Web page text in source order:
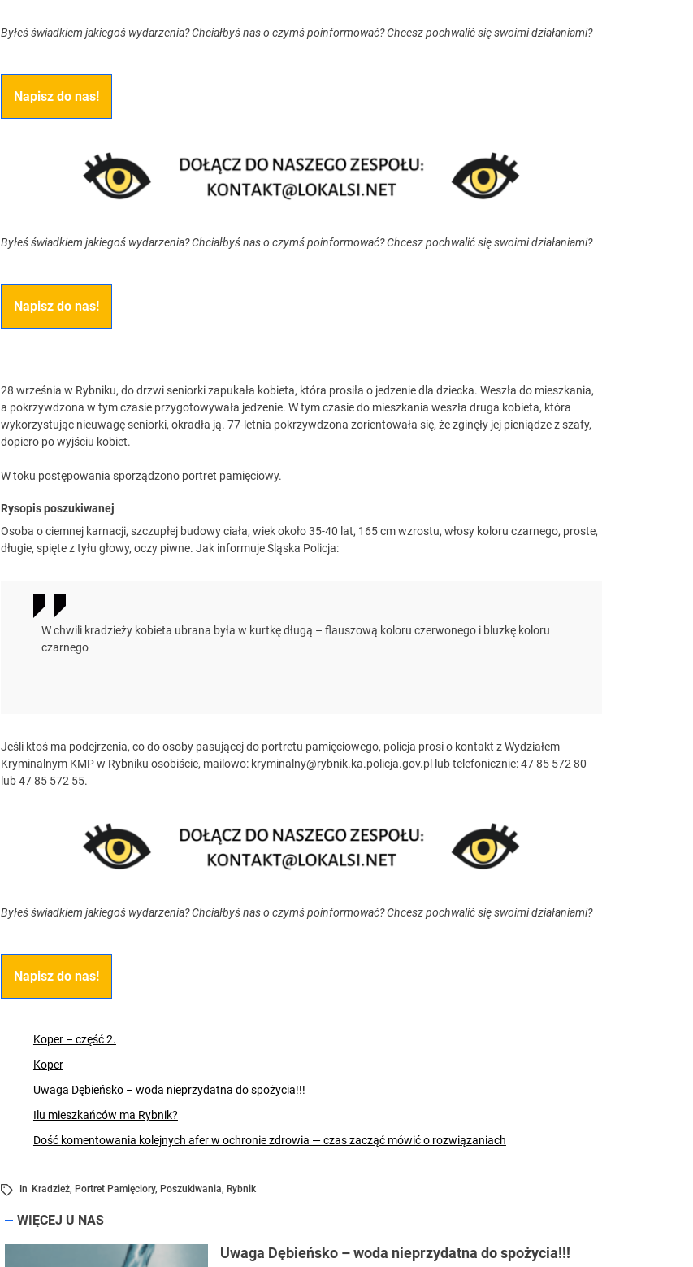
Byłeś świadkiem jakiegoś wydarzenia? Chciałbyś nas o czymś poinformować? Chcesz pochwalić się swoimi działaniami?
Napisz do nas!
Byłeś świadkiem jakiegoś wydarzenia? Chciałbyś nas o czymś poinformować? Chcesz pochwalić się swoimi działaniami?
Napisz do nas!
28 września w Rybniku, do drzwi seniorki zapukała kobieta, która prosiła o jedzenie dla dziecka. Weszła do mieszkania,
a pokrzywdzona w tym czasie przygotowywała jedzenie. W tym czasie do mieszkania weszła druga kobieta, która
wykorzystując nieuwagę seniorki, okradła ją. 77-letnia pokrzywdzona zorientowała się, że zginęły jej pieniądze z szafy,
dopiero po wyjściu kobiet.
W toku postępowania sporządzono portret pamięciowy.
Rysopis poszukiwanej
Osoba o ciemnej karnacji, szczupłej budowy ciała, wiek około 35-40 lat, 165 cm wzrostu, włosy koloru czarnego, proste,
długie, spięte z tyłu głowy, oczy piwne. Jak informuje Śląska Policja:
W chwili kradzieży kobieta ubrana była w kurtkę długą – flauszową koloru czerwonego i bluzkę koloru
czarnego
Jeśli ktoś ma podejrzenia, co do osoby pasującej do portretu pamięciowego, policja prosi o kontakt z Wydziałem
Kryminalnym KMP w Rybniku osobiście, mailowo: kryminalny@rybnik.ka.policja.gov.pllub telefonicznie: 47 85 572 80
lub 47 85 572 55.
Byłeś świadkiem jakiegoś wydarzenia? Chciałbyś nas o czymś poinformować? Chcesz pochwalić się swoimi działaniami?
Napisz do nas!
Koper – część 2.
Koper
Uwaga Dębieńsko – woda nieprzydatna do spożycia!!!
Ilu mieszkańców ma Rybnik?
Dość komentowania kolejnych afer w ochronie zdrowia — czas zacząć mówić o rozwiązaniach
In Kradzież, Portret Pamięciory, Poszukiwania, Rybnik
WIĘCEJ U NAS
Uwaga Dębieńsko – woda nieprzydatna do spożycia!!!